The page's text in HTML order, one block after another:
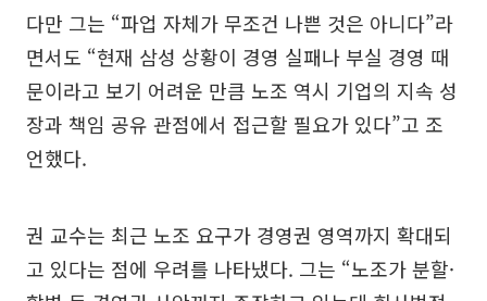
다만 그는 “파업 자체가 무조건 나쁜 것은 아니다”라
면서도 “현재 삼성 상황이 경영 실패나 부실 경영 때
문이라고 보기 어려운 만큼 노조 역시 기업의 지속 성
장과 책임 공유 관점에서 접근할 필요가 있다”고 조
언했다.
권 교수는 최근 노조 요구가 경영권 영역까지 확대되
고 있다는 점에 우려를 나타냈다. 그는 “노조가 분할·